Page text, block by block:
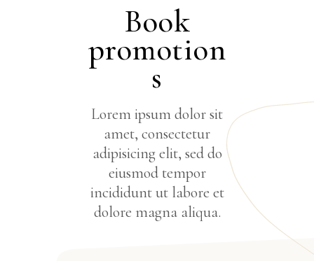
Book
promotion
s
Lorem ipsum dolor sit
amet, consectetur
adipisicing elit, sed do
eiusmod tempor
incididunt ut labore et
dolore magna aliqua.